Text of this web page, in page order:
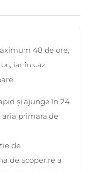
48 de ore,
iar în caz
și ajunge în 24
aria primara de
de
de acoperire a